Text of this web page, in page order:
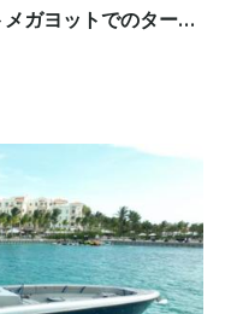
豪華な100フィートのアジムットメガヨットでのタークス・カイコス諸島での休暇